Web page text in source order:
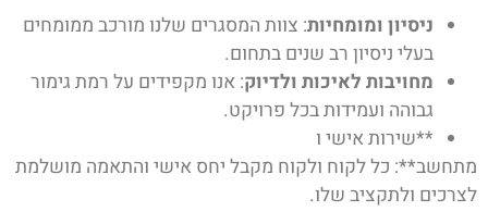
ניסיון ומומחיות: צוות המסגרים שלנו מורכב ממומחים
בעלי ניסיון רב שנים בתחום.
מחויבות לאיכות ולדיוק: אנו מקפידים על רמת גימור
גבוהה ועמידות בכל פרויקט.
**שירות אישי ו
מתחשב**: כל לקוח ולקוח מקבל יחס אישי והתאמה מושלמת
לצרכים ולתקציב שלו.